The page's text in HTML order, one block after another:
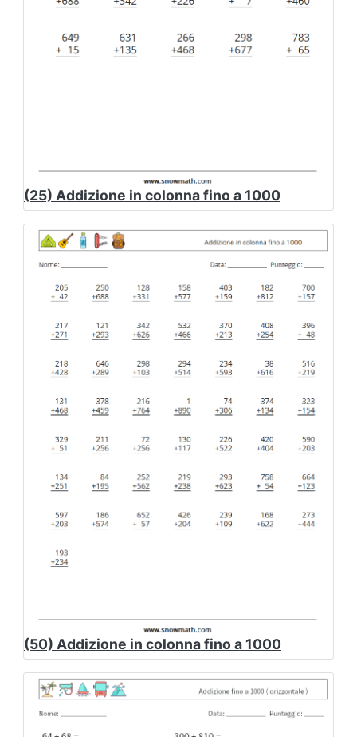
(25) Addizione in colonna fino a 1000
(50) Addizione in colonna fino a 1000